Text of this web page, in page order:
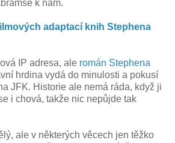
k nám.
adaptací knih Stephena
IP adresa, ale román Stephena
hrdina vydá do minulosti a pokusí
JFK. Historie ale nemá ráda, když ji
i chová, takže nic nepůjde tak
ale v některých věcech jen těžko